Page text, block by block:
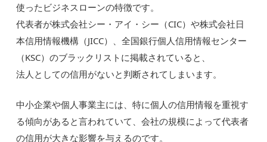
使ったビジネスローンの特徴です。
代表者が株式会社シー・アイ・シー（CIC）や株式会社日
本信用情報機構（JICC）、全国銀行個人信用情報センター
（KSC）のブラックリストに掲載されていると、
法人としての信用がないと判断されてしまいます。
中小企業や個人事業主には、特に個人の信用情報を重視す
る傾向があると言われていて、会社の規模によって代表者
の信用が大きな影響を与えるのです。